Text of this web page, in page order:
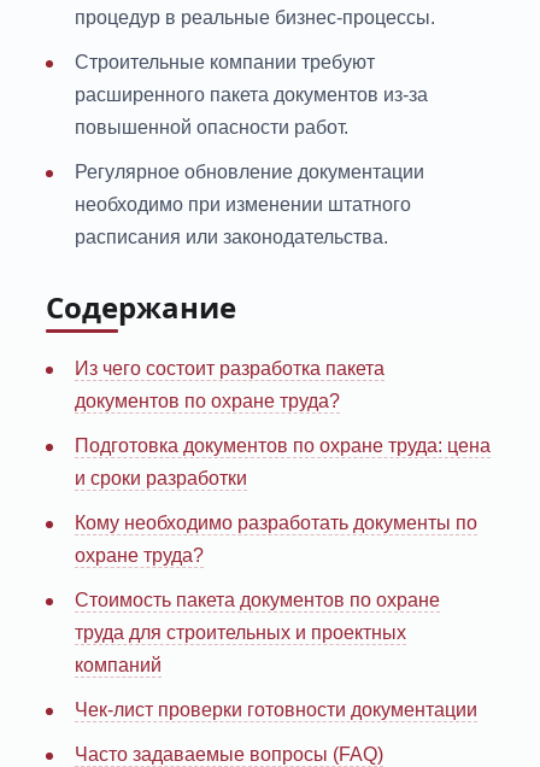
процедур в реальные бизнес-процессы.
Строительные компании требуют
расширенного пакета документов из-за
повышенной опасности работ.
Регулярное обновление документации
необходимо при изменении штатного
расписания или законодательства.
Содержание
Из чего состоит разработка пакета
документов по охране труда?
Подготовка документов по охране труда: цена
и сроки разработки
Кому необходимо разработать документы по
охране труда?
Стоимость пакета документов по охране
труда для строительных и проектных
компаний
Чек-лист проверки готовности документации
Часто задаваемые вопросы (FAQ)